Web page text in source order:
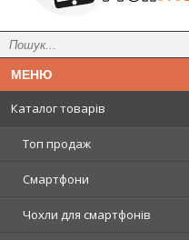
Каталог товарів
Топ продаж
Смартфони
Чохли для смартфонів